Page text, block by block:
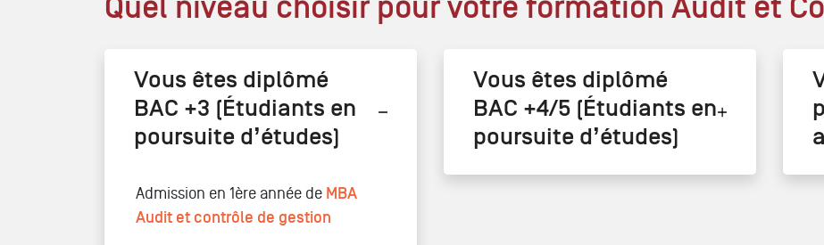
Quel niveau choisir pour votre formation Audit et
Vous êtes diplômé
BAC +3 (Étudiants en
poursuite d’études)
Admission en 1ère année de MBA
Audit et contrôle de gestion
Vous êtes diplômé
BAC +4/5 (Étudiants en
poursuite d’études)